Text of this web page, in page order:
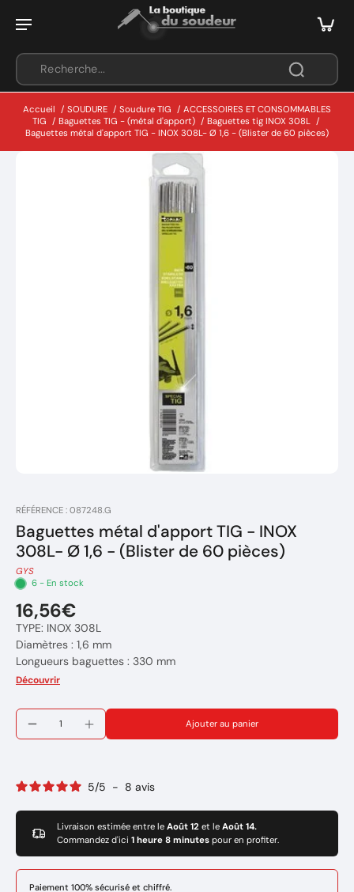
Accueil / SOUDURE / Soudure TIG / ACCESSOIRES ET CONSOMMABLES
TIG / Baguettes TIG - (métal d'apport) / Baguettes tig INOX 308L /
Baguettes métal d'apport TIG - INOX 308L- Ø 1,6 - (Blister de 60 pièces)
RÉFÉRENCE : 087248.G
Baguettes métal d'apport TIG - INOX
308L- Ø 1,6 - (Blister de 60 pièces)
GYS
6 - En stock
16,56€
TYPE: INOX 308L
Diamètres : 1,6 mm
Longueurs baguettes : 330 mm
Nombres : 60 pièces
Pour le soudage des INOX 308 L en courant continu (dc)
• Métal d’apport pour le soudage TIG INOX 308L en courant
continu
Réference: 087248
Découvrir
Ajouter au panier
5/5 - 8 avis
Livraison estimée entre le Août 12 et le Août 14.
Commandez d'ici 1 heure 8 minutes pour en profiter.
Paiement 100% sécurisé et chiffré.